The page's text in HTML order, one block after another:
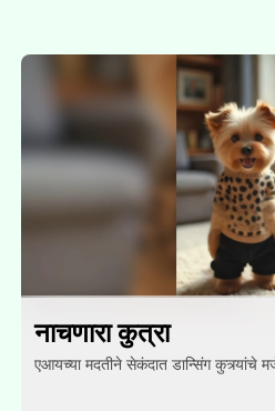
नाचणारा कुत्रा
एआयच्या मदतीने सेकंदात डान्सिंग कुत्र्यांचे